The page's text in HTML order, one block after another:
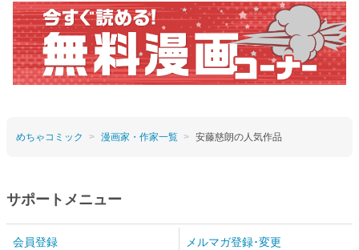
めちゃコミック 漫画家・作家一覧 安藤慈朗の人気作品
サポートメニュー
会員登録 メルマガ登録･変更